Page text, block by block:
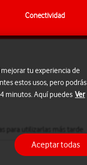
Conectividad
tu experiencia de
estos usos, pero podrás
minutos. Aquí puedes Ver
Aceptar todas